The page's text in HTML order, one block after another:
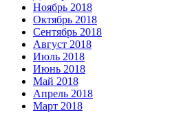
Ноябрь 2018
Октябрь 2018
Сентябрь 2018
Август 2018
Июль 2018
Июнь 2018
Май 2018
Апрель 2018
Март 2018